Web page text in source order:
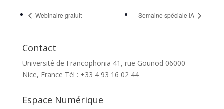
Webinaire gratuit Semaine spéciale IA
Contact
Université de Francophonia 41, rue Gounod 06000
Nice, France Tél : +33 4 93 16 02 44
Espace Numérique